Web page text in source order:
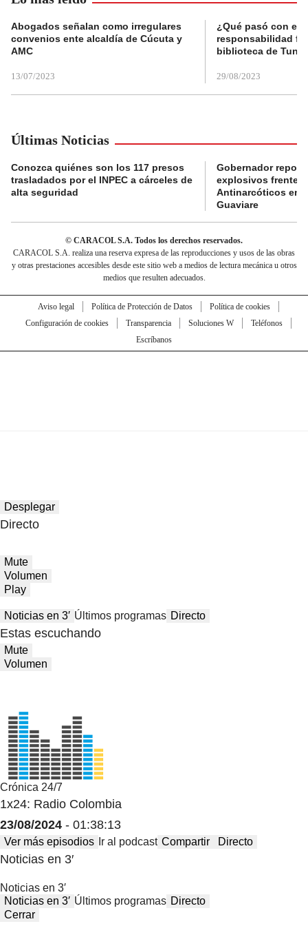
Abogados señalan como irregulares
convenios ente alcaldía de Cúcuta y
AMC
13/07/2023
¿Qué pasó con el
responsabilidad
biblioteca de
29/08/2023
Últimas Noticias
Conozca quiénes son los 117 presos
trasladados por el INPEC a cárceles de
alta seguridad
Gobernador
explosivos frente a
Antinarcóticos en
Guaviare
© CARACOL S.A. Todos los derechos reservados.
CARACOL S.A. realiza una reserva expresa de las reproducciones y usos de las obras
y otras prestaciones accesibles desde este sitio web a medios de lectura mecánica u otros
medios que resulten adecuados.
Aviso legal Política de Protección de Datos
Política de cookies
Configuración de cookies
Transparencia Soluciones W
Teléfonos
Escríbanos
Desplegar
Directo
Mute
Volumen
Play
Noticias en 3′ Últimos programas Directo
Estas escuchando
Mute
Volumen
Crónica 24/7
1x24: Radio Colombia
23/08/2024 - 01:38:13
Ver más episodios Ir al podcast Compartir Directo
Noticias en 3′
Noticias en 3′
Noticias en 3′ Últimos programas Directo
Cerrar